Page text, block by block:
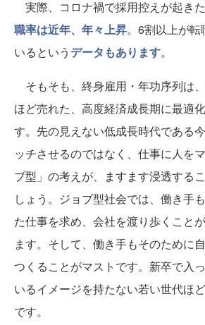
実際、コロナ禍で採用控えが起きた
職率は近年、年々上昇。6割以上が転
いるという データもあります。
そもそも、終身雇用・年功序列は
ほど売れた、高度経済成長期に最適
す。先の見えない低成長時代である
ッチさせるのではなく、仕事に人を
ブ型」の考えが、ますます浸透する
しょう。ジョブ型社会では、働き手
た仕事を求め、会社を渡り歩くこと
ます。そして、働き手もそのために
つくることがマストです。新卒で入
いるイメージを持たない若い世代ほ
です。